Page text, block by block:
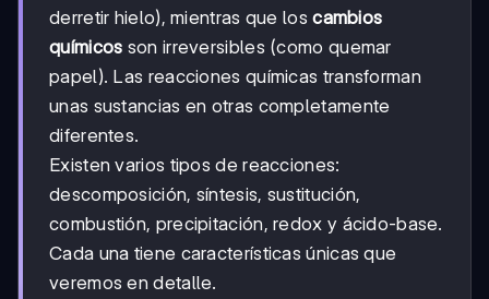
derretir hielo), mientras que loscambios
químicos son irreversibles (como quemar
papel). Las reacciones químicas transforman
unas sustancias en otras completamente
diferentes.
Existen varios tipos de reacciones:
descomposición, síntesis, sustitución,
combustión, precipitación, redox y ácido-base.
Cada una tiene características únicas que
veremos en detalle.